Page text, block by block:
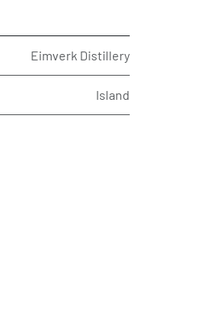
Eimverk Distillery
Island